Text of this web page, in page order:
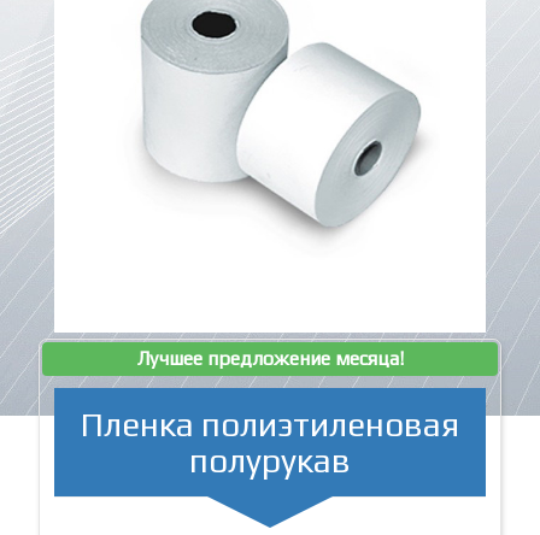
Лучшее предложение месяца!
Пленка полиэтиленовая
полурукав